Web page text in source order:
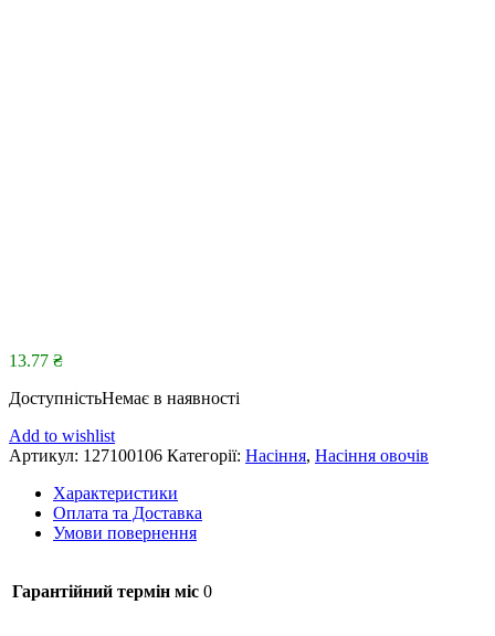
13.77 ₴
ДоступністьНемає в наявності
Add to wishlist
Артикул: 127100106 Категорії: Насіння, Насіння овочів
Характеристики
Оплата та Доставка
Умови повернення
Гарантійний термін міс 0